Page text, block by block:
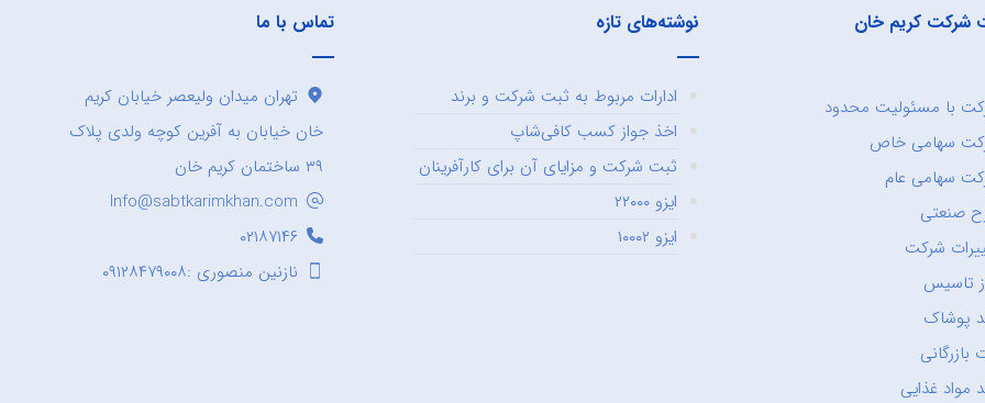
شرکت کریم خان
با مسئولیت محدود
سهامی خاص
سهامی عام
صنعتی
شرکت
تاسیس
پوشاک
بازرگانی
مواد غذایی
نوشته‌های تازه
ادارات مربوط به ثبت شرکت و برند
اخذ جواز کسب کافی‌شاپ
ثبت شرکت و مزایای آن برای کارآفرینان
ایزو ۲۲۰۰۰
ایزو ۱۰۰۰۲
تماس با ما
تهران میدان ولیعصر خیابان کریم
خان خیابان به آفرین کوچه ولدی پلاک
۳۹ ساختمان کریم خان
Info@sabtkarimkhan.com
۰۲۱۸۷۱۴۶
نازنین منصوری :۰۹۱۲۸۴۷۹۰۰۸